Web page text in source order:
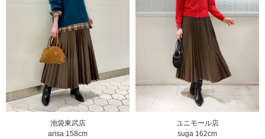
池袋東武店
arisa 158cm
ユニモール店
suga 162cm